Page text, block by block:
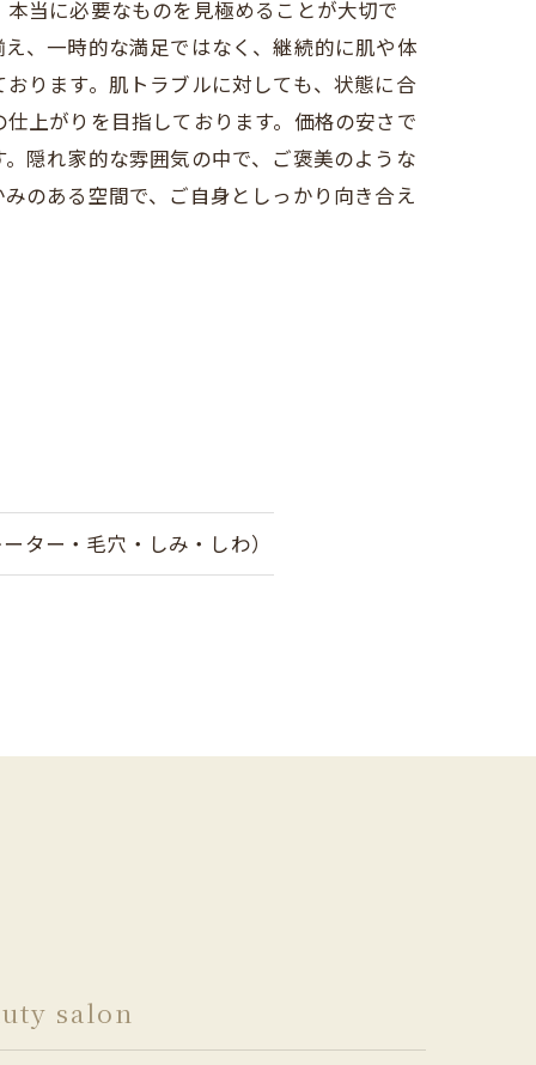
当に必要なものを見極めることが大切で
、一時的な満足ではなく、継続的に肌や体
ります。肌トラブルに対しても、状態に合
上がりを目指しております。価格の安さで
隠れ家的な雰囲気の中で、ご褒美のような
のある空間で、ご自身としっかり向き合え
ター・毛穴・しみ・しわ）
salon